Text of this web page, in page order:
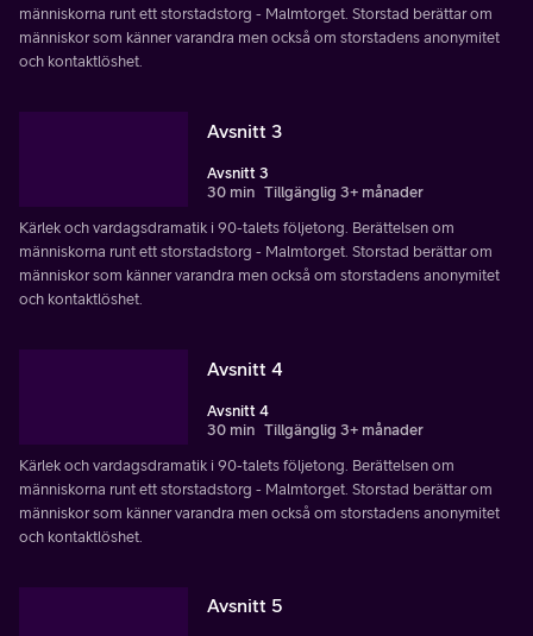
människorna runt ett storstadstorg - Malmtorget. Storstad berättar om
människor som känner varandra men också om storstadens anonymitet
och kontaktlöshet.
Avsnitt 3
Avsnitt 3
30 min Tillgänglig 3+ månader
Kärlek och vardagsdramatik i 90-talets följetong. Berättelsen om
människorna runt ett storstadstorg - Malmtorget. Storstad berättar om
människor som känner varandra men också om storstadens anonymitet
och kontaktlöshet.
Avsnitt 4
Avsnitt 4
30 min Tillgänglig 3+ månader
Kärlek och vardagsdramatik i 90-talets följetong. Berättelsen om
människorna runt ett storstadstorg - Malmtorget. Storstad berättar om
människor som känner varandra men också om storstadens anonymitet
och kontaktlöshet.
Avsnitt 5